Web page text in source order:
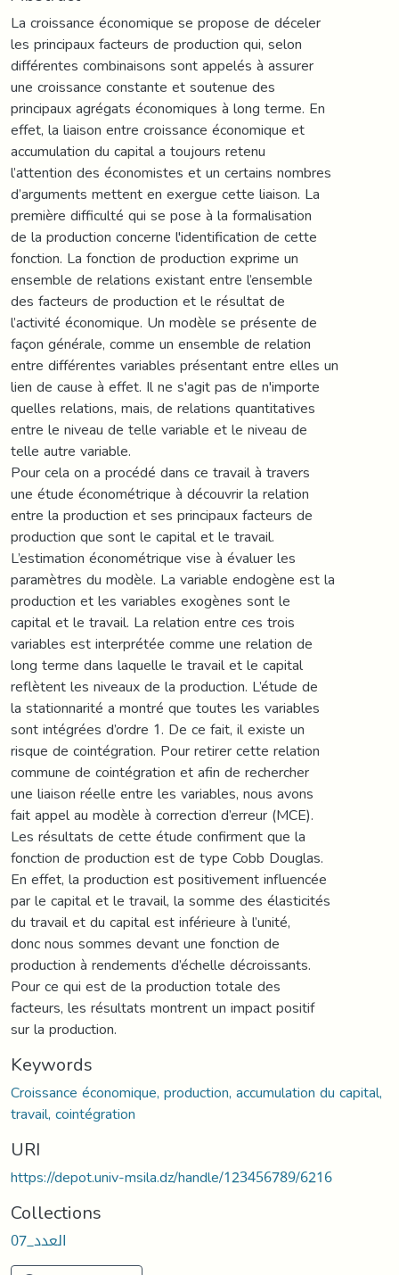
La croissance économique se propose de déceler
les principaux facteurs de production qui, selon
différentes combinaisons sont appelés à assurer
une croissance constante et soutenue des
principaux agrégats économiques à long terme. En
effet, la liaison entre croissance économique et
accumulation du capital a toujours retenu
l’attention des économistes et un certains nombres
d’arguments mettent en exergue cette liaison. La
première difficulté qui se pose à la formalisation
de la production concerne l'identification de cette
fonction. La fonction de production exprime un
ensemble de relations existant entre l’ensemble
des facteurs de production et le résultat de
l’activité économique. Un modèle se présente de
façon générale, comme un ensemble de relation
entre différentes variables présentant entre elles un
lien de cause à effet. Il ne s'agit pas de n'importe
quelles relations, mais, de relations quantitatives
entre le niveau de telle variable et le niveau de
telle autre variable.
Pour cela on a procédé dans ce travail à travers
une étude économétrique à découvrir la relation
entre la production et ses principaux facteurs de
production que sont le capital et le travail.
L’estimation économétrique vise à évaluer les
paramètres du modèle. La variable endogène est la
production et les variables exogènes sont le
capital et le travail. La relation entre ces trois
variables est interprétée comme une relation de
long terme dans laquelle le travail et le capital
reflètent les niveaux de la production. L’étude de
la stationnarité a montré que toutes les variables
sont intégrées d’ordre 1. De ce fait, il existe un
risque de cointégration. Pour retirer cette relation
commune de cointégration et afin de rechercher
une liaison réelle entre les variables, nous avons
fait appel au modèle à correction d’erreur (MCE).
Les résultats de cette étude confirment que la
fonction de production est de type Cobb Douglas.
En effet, la production est positivement influencée
par le capital et le travail, la somme des élasticités
du travail et du capital est inférieure à l’unité,
donc nous sommes devant une fonction de
production à rendements d’échelle décroissants.
Pour ce qui est de la production totale des
facteurs, les résultats montrent un impact positif
sur la production.
Keywords
Croissance économique, production, accumulation du capital,
travail, cointégration
URI
https://depot.univ-msila.dz/handle/123456789/6216
Collections
العدد_07